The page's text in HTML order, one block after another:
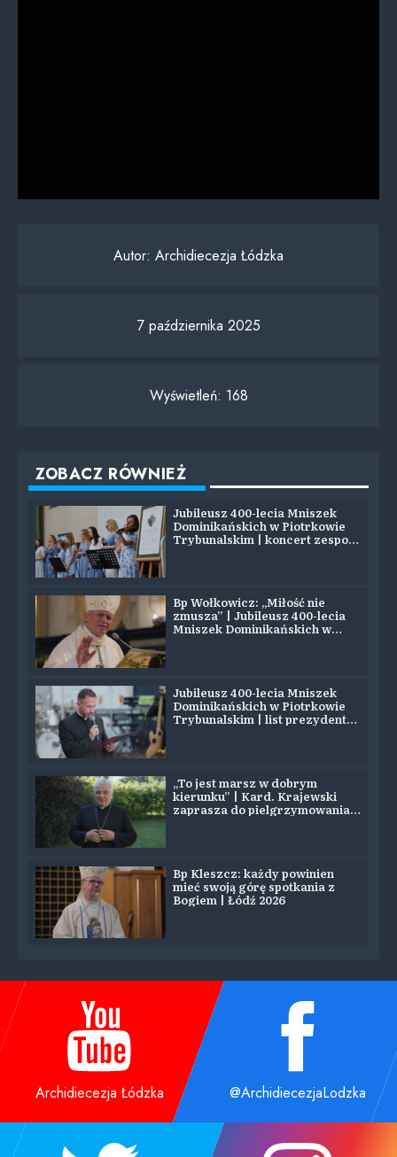
Autor: Archidiecezja Łódzka
7 października 2025
Wyświetleń: 168
ZOBACZ RÓWNIEŻ
Jubileusz 400-lecia Mniszek
Dominikańskich w Piotrkowie
Trybunalskim | koncert zespołu
Bp Wołkowicz: „Miłość nie
zmusza” | Jubileusz 400-lecia
Mniszek Dominikańskich w
Jubileusz 400-lecia Mniszek
Dominikańskich w Piotrkowie
Trybunalskim | list prezydenta
„To jest marsz w dobrym
kierunku” | Kard. Krajewski
zaprasza do pielgrzymowania
Bp Kleszcz: każdy powinien
mieć swoją górę spotkania z
Bogiem | Łódź 2026
Archidiecezja Łódzka @ArchidiecezjaLodzka